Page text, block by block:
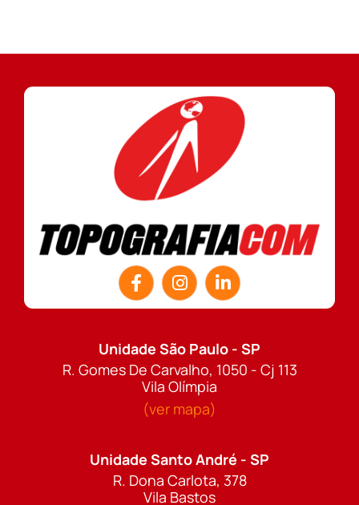
Unidade São Paulo - SP
R. Gomes De Carvalho, 1050 - Cj 113
Vila Olímpia
(ver mapa)
Unidade Santo André - SP
R. Dona Carlota, 378
Vila Bastos